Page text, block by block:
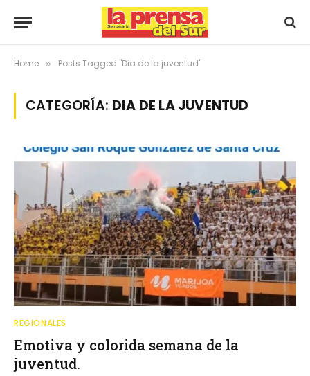
Home » Posts Tagged "Dia de la juventud"
CATEGORÍA: DIA DE LA JUVENTUD
REGIONALES
Emotiva y colorida semana de la
juventud.